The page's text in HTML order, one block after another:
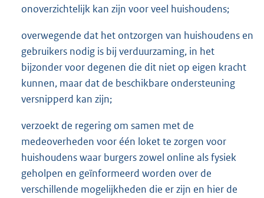
onoverzichtelijk kan zijn voor veel huishoudens;
overwegende dat het ontzorgen van huishoudens en
gebruikers nodig is bij verduurzaming, in het
bijzonder voor degenen die dit niet op eigen kracht
kunnen, maar dat de beschikbare ondersteuning
versnipperd kan zijn;
verzoekt de regering om samen met de
medeoverheden voor één loket te zorgen voor
huishoudens waar burgers zowel online als fysiek
geholpen en geïnformeerd worden over de
verschillende mogelijkheden die er zijn en hier de